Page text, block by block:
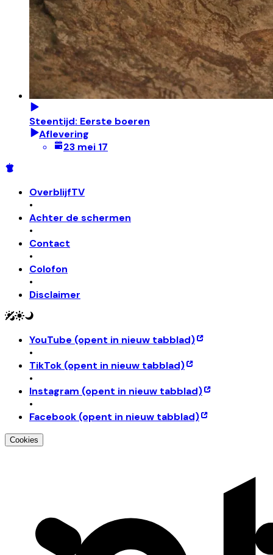
Steentijd: Eerste boeren
Aflevering
23 mei 17
OverblijfTV
•
Achter de schermen
•
Contact
•
Colofon
•
Disclaimer
YouTube (opent in nieuw tabblad)
•
TikTok (opent in nieuw tabblad)
•
Instagram (opent in nieuw tabblad)
•
Facebook (opent in nieuw tabblad)
Cookies